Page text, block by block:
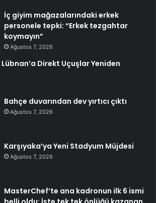
İç giyim mağazalarındaki erkek
personele tepki: “Erkek tezgahtar
koymayın”
Ağustos 7, 2026
Lübnan’a Direkt Uçuşlar Yeniden
Bahçe duvarından dev yırtıcı çıktı
Ağustos 7, 2026
Karşıyaka’ya Yeni Stadyum Müjdesi
Ağustos 7, 2026
MasterChef’te ana kadronun ilk 6 ismi